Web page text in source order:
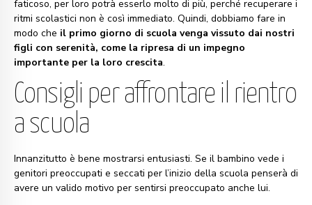
faticoso, per loro potrà esserlo molto di più, perché recuperare i
ritmi scolastici non è così immediato. Quindi, dobbiamo fare in
modo che il primo giorno di scuola venga vissuto dai nostri
figli con serenità, come la ripresa di un impegno
importante per la loro crescita.
Consigli per affrontare il rientro
a scuola
Innanzitutto è bene mostrarsi entusiasti. Se il bambino vede i
genitori preoccupati e seccati per l’inizio della scuola penserà di
avere un valido motivo per sentirsi preoccupato anche lui.